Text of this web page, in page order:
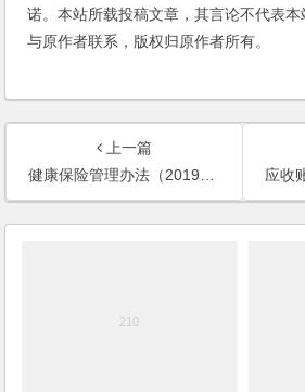
诺。本站所载投稿文章，其言论不代表
与原作者联系，版权归原作者所有。
上一篇
健康保险管理办法（2019修订）
应收